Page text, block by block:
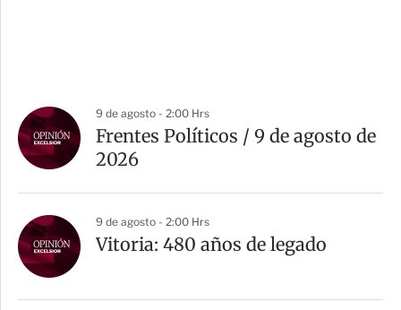
9 de agosto - 2:00 Hrs
Frentes Políticos / 9 de agosto de
2026
9 de agosto - 2:00 Hrs
Vitoria: 480 años de legado